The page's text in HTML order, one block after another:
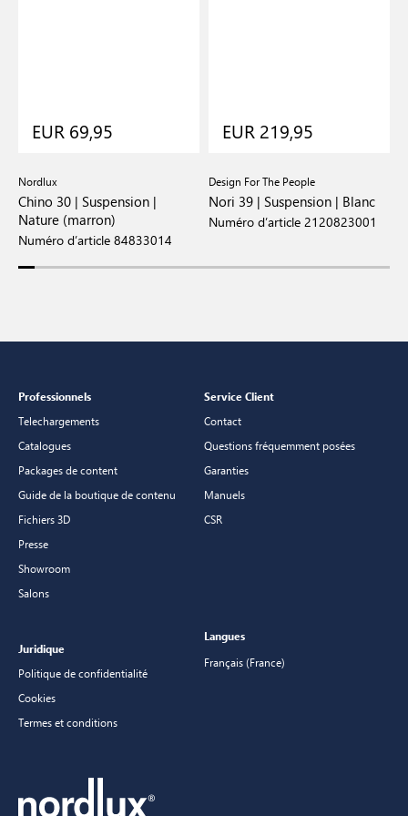
EUR 69,95
Nordlux
Chino 30 | Suspension |
Nature (marron)
Numéro d’article 84833014
EUR 219,95
Design For The People
Nori 39 | Suspension | Blanc
Numéro d’article 2120823001
Professionnels
Telechargements
Catalogues
Packages de content
Guide de la boutique de contenu
Fichiers 3D
Presse
Showroom
Salons
Service Client
Contact
Questions fréquemment posées
Garanties
Manuels
CSR
Juridique
Politique de confidentialité
Cookies
Termes et conditions
Langues
Français (France)